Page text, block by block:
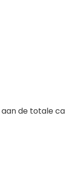
de totale